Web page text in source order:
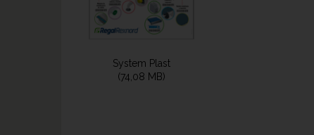
System Plast
(74,08 MB)